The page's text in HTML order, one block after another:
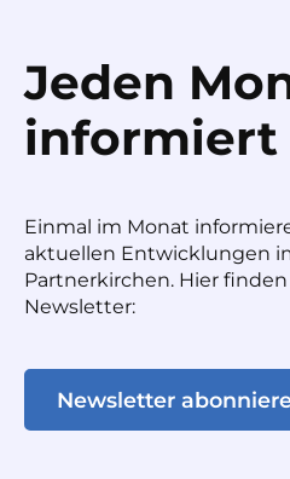
Jeden
informiert
Einmal im Monat
aktuellen Entwicklungen
Partnerkirchen. Hier
Newsletter:
Newsletter